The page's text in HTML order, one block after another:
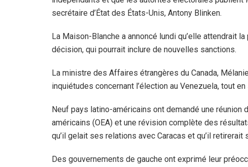
secrétaire d’État des États-Unis, Antony Blinken.
La Maison-Blanche a annoncé lundi qu’elle attendrait
décision, qui pourrait inclure de nouvelles sanctions.
La ministre des Affaires étrangères du Canada,
inquiétudes concernant l’élection au Venezuela, tout
Neuf pays latino-américains ont demandé une réunion
américains (OEA) et une révision complète des
qu’il gelait ses relations avec Caracas et qu’il
Des gouvernements de gauche ont exprimé leur